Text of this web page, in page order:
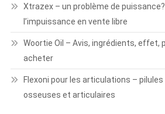
Xtrazex – un problème de
l’impuissance en vente libre
Woortie Oil – Avis, ingrédients, effet,
acheter
Flexoni pour les articulations –
osseuses et articulaires